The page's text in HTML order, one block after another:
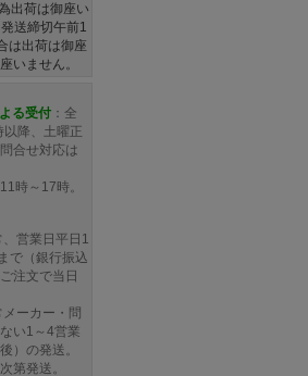
出荷は御座い
送締切午前1
は出荷は御座
いません。
る受付 ：全
以降、土曜正
合せ対応は
時～17時。
、営業日平日1
で（銀行振込
注文で当日
メーカー・問
い1～4営業
）の発送。
第発送。